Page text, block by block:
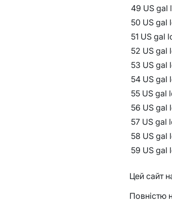
49 US gal
50 US gal
51 US gal
52 US gal
53 US gal
54 US gal
55 US gal
56 US gal
57 US gal
58 US gal
59 US gal
Цей сайт
Повністю